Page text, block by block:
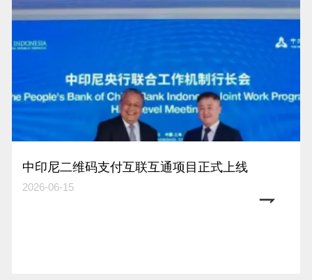
中印尼二维码支付互联互通项目正式上线
2026-06-15